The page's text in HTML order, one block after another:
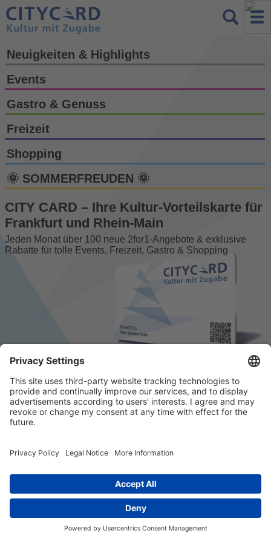
Neuigkeiten & Highlights
Events
Gastro & Genuss
Freizeit
Shopping
🌞 SOMMERFREUDEN 🌞
CITY CARD – Ihre Kultur-Vorteils­karte für
Frankfurt und Rhein-Main
Jeden Monat über 100 neue 2for1-Angebote & exklusive
Rabatte für tolle Events, Freizeit, Gastro & Shopping